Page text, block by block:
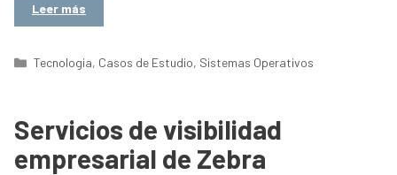
Leer más
Categorías
Tecnologia, Casos de Estudio, Sistemas Operativos
Servicios de visibilidad
empresarial de Zebra